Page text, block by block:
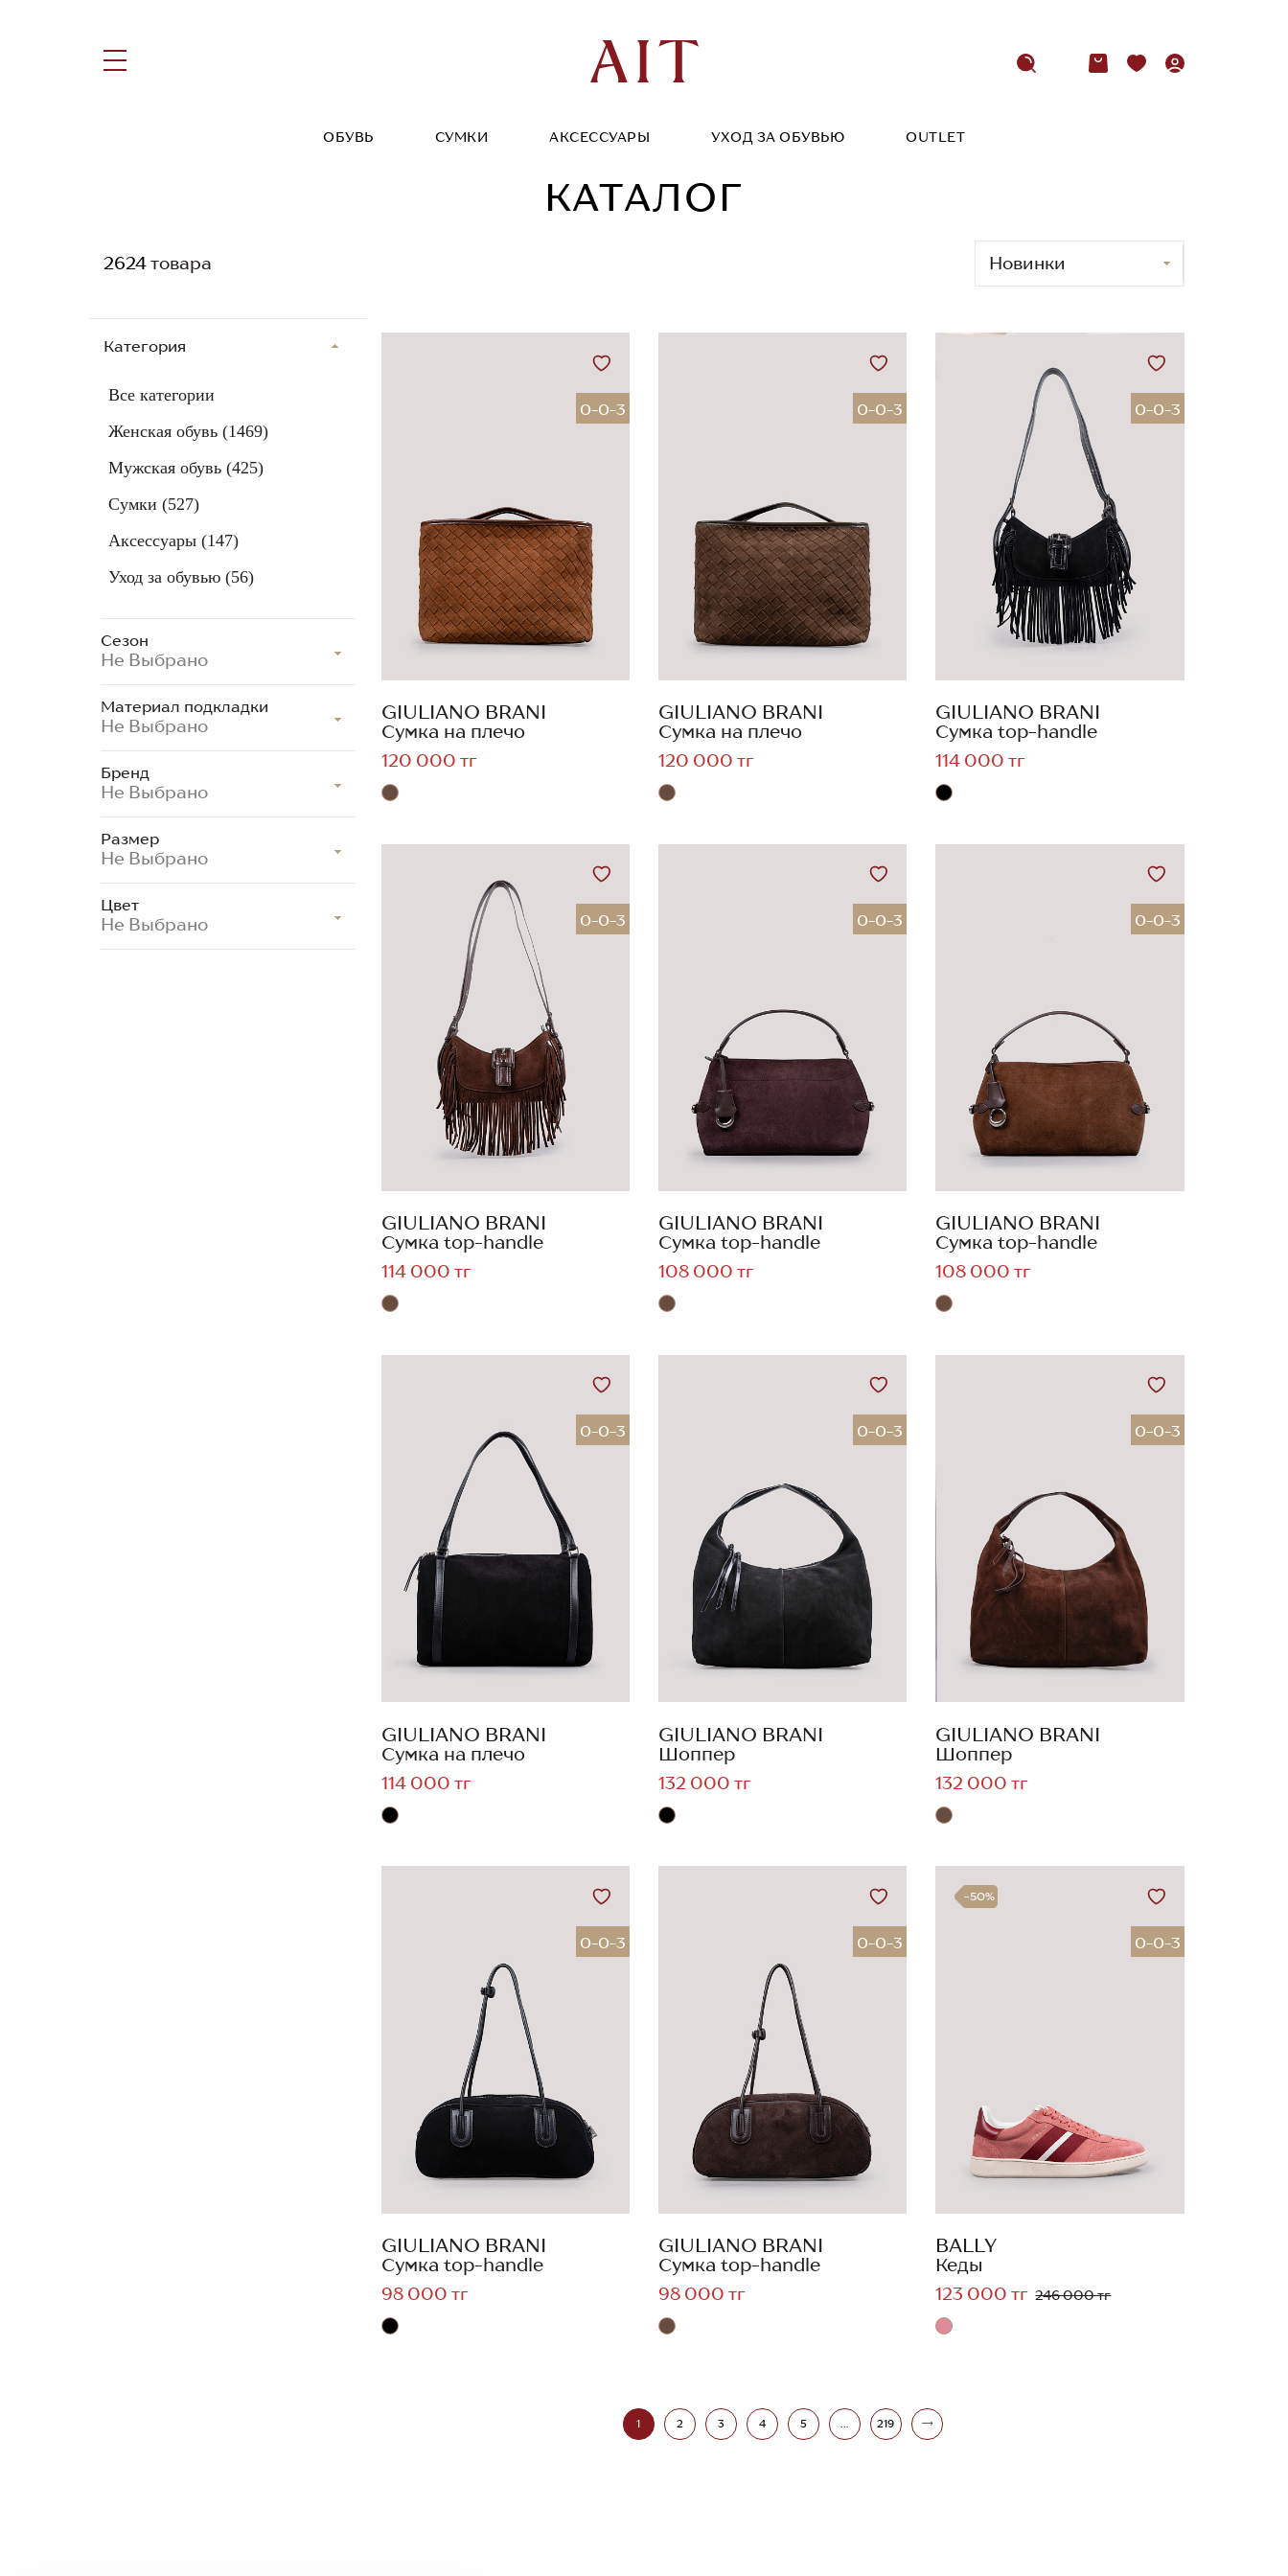
ОБУВЬ СУМКИ АКСЕССУАРЫ УХОД ЗА ОБУВЬЮ OUTLET
КАТАЛОГ
Категория
Все категории
Женская обувь (1469)
Мужская обувь (425)
Сумки (527)
Аксессуары (147)
Уход за обувью (56)
Сезон
Не Выбрано
Материал подкладки
Не Выбрано
Бренд
Не Выбрано
Размер
Не Выбрано
Цвет
Не Выбрано
0-0-3
GIULIANO BRANI
Сумка на плечо
120 000 тг
0-0-3
GIULIANO BRANI
Сумка на плечо
120 000 тг
0-0-3
GIULIANO BRANI
Сумка top-handle
114 000 тг
0-0-3
GIULIANO BRANI
Сумка top-handle
114 000 тг
0-0-3
GIULIANO BRANI
Сумка top-handle
108 000 тг
0-0-3
GIULIANO BRANI
Сумка top-handle
108 000 тг
0-0-3
GIULIANO BRANI
Сумка на плечо
114 000 тг
0-0-3
GIULIANO BRANI
Шоппер
132 000 тг
0-0-3
GIULIANO BRANI
Шоппер
132 000 тг
0-0-3
GIULIANO BRANI
Сумка top-handle
98 000 тг
0-0-3
GIULIANO BRANI
Сумка top-handle
98 000 тг
-50%
0-0-3
BALLY
Кеды
123 000 тг 246 000 тг
1 2 3 4 5 219
2624товара